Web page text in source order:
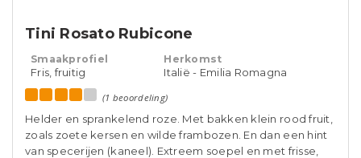
Tini Rosato Rubicone
Smaakprofiel
Fris, fruitig
Herkomst
Italië - Emilia Romagna
(1 beoordeling)
Helder en sprankelend roze. Met bakken klein rood fruit,
zoals zoete kersen en wilde frambozen. En dan een hint
van specerijen (kaneel). Extreem soepel en met frisse,